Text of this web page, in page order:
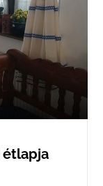
étlapja